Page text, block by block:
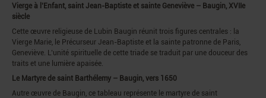
Vierge à l’Enfant, saint Jean-Baptiste et sainte Geneviève – Baugin, XVIIe
siècle
Cette œuvre religieuse de Lubin Baugin réunit trois figures centrales : la
Vierge Marie, le Précurseur Jean-Baptiste et la sainte patronne de Paris,
Geneviève. L’unité spirituelle de cette triade se traduit par une douceur des
traits et une lumière apaisée.
Le Martyre de saint Barthélemy – Baugin, vers 1650
Autre œuvre de Baugin, ce tableau représente le martyre de saint